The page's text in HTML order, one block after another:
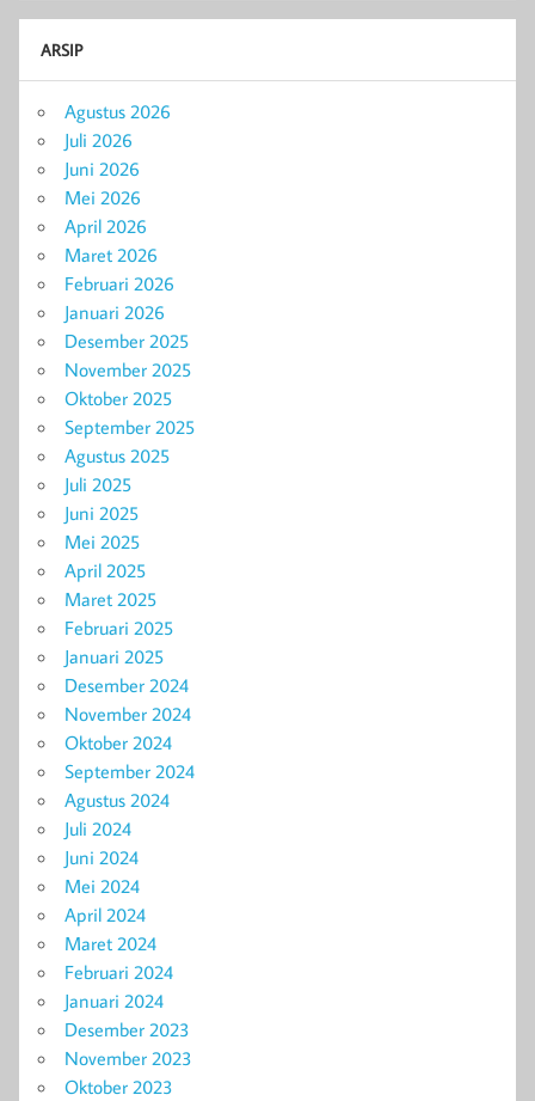
ARSIP
Agustus 2026
Juli 2026
Juni 2026
Mei 2026
April 2026
Maret 2026
Februari 2026
Januari 2026
Desember 2025
November 2025
Oktober 2025
September 2025
Agustus 2025
Juli 2025
Juni 2025
Mei 2025
April 2025
Maret 2025
Februari 2025
Januari 2025
Desember 2024
November 2024
Oktober 2024
September 2024
Agustus 2024
Juli 2024
Juni 2024
Mei 2024
April 2024
Maret 2024
Februari 2024
Januari 2024
Desember 2023
November 2023
Oktober 2023